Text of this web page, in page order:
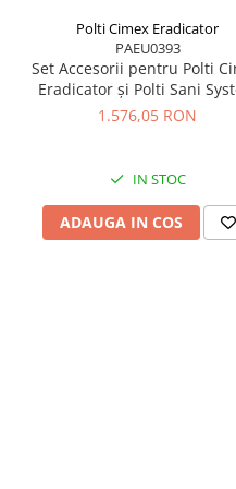
Polti Cimex Eradicator
PAEU0393
Set Accesorii pentru Polti
Eradicator și Polti Sani
Business
1.576,05 RON
IN STOC
ADAUGA IN COS